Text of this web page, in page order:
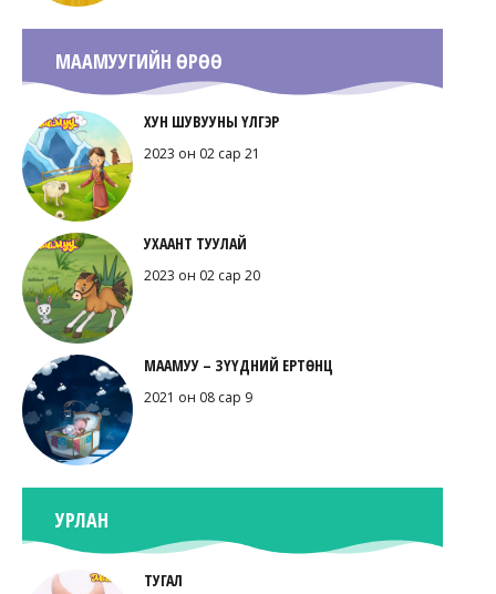
МААМУУГИЙН ӨРӨӨ
ХУН ШУВУУНЫ ҮЛГЭР
2023 он 02 сар 21
УХААНТ ТУУЛАЙ
2023 он 02 сар 20
МААМУУ – ЗҮҮДНИЙ ЕРТӨНЦ
2021 он 08 сар 9
УРЛАН
ТУГАЛ